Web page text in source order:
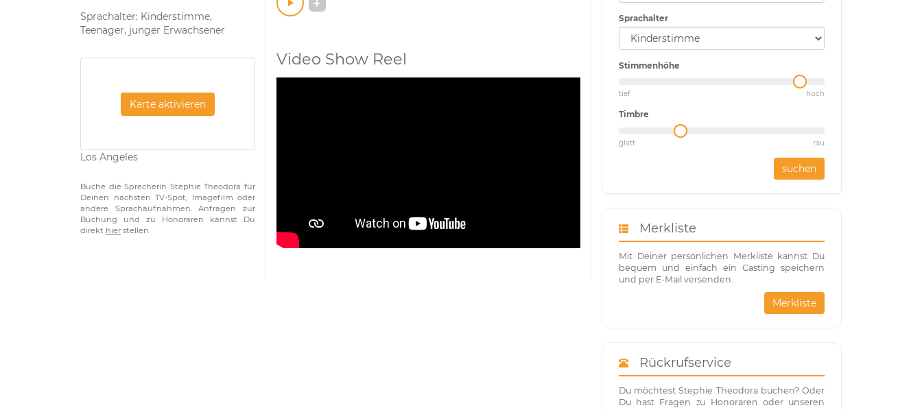
Sprachalter: Kinderstimme,
Teenager, junger Erwachsener
Karte aktivieren
Los Angeles
Buche die Sprecherin Stephie Theodora für
Deinen nächsten TV-Spot, Imagefilm oder
andere Sprachaufnahmen. Anfragen zur
Buchung und zu Honoraren kannst Du
direkt hier stellen.
Video Show Reel
Sprachalter
Stimmenhöhe
tief hoch
Timbre
glatt rau
suchen
Merkliste
Mit Deiner persönlichen Merkliste kannst Du
bequem und einfach ein Casting speichern
und per E-Mail versenden.
Merkliste
Rückrufservice
Du möchtest Stephie Theodora buchen? Oder
Du hast Fragen zu Honoraren oder unseren